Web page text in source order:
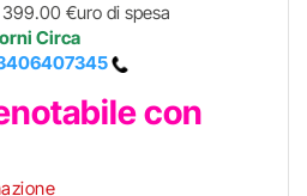
€uro di spesa
Circa
con